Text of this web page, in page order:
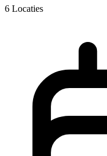
6 Locaties